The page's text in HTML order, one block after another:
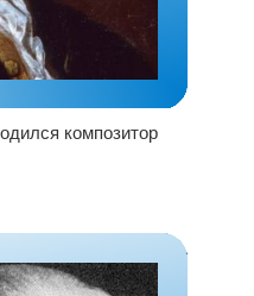
композитор